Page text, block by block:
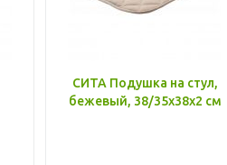
СИТА Подушка на стул,
бежевый, 38/35x38x2 см